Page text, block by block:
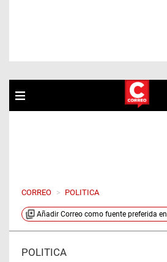
CORREO > POLITICA
Añadir Correo como fuente preferida en
POLÍTICA